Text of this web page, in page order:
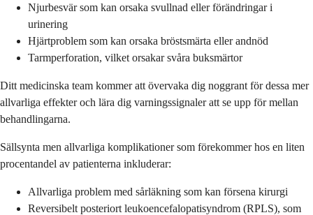
Njurbesvär som kan orsaka svullnad eller förändringar i
urinering
Hjärtproblem som kan orsaka bröstsmärta eller andnöd
Tarmperforation, vilket orsakar svåra buksmärtor
Ditt medicinska team kommer att övervaka dig noggrant för dessa mer
allvarliga effekter och lära dig varningssignaler att se upp för mellan
behandlingarna.
Sällsynta men allvarliga komplikationer som förekommer hos en liten
procentandel av patienterna inkluderar:
Allvarliga problem med sårläkning som kan försena kirurgi
Reversibelt posteriort leukoencefalopatisyndrom (RPLS), som